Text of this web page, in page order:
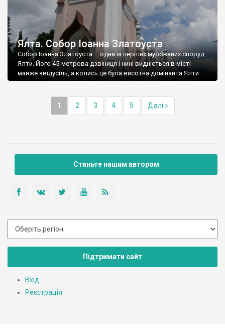
Ялта. Собор Іоанна Златоуста
Собор Іоанна Златоуста – одна із перших мурованих споруд
Ялти. Його 45-метрова дзвіниця і нині видніється в місті
майже звідусіль, а колись це була висотна домінанта Ялти.
1 2 3 4 5 Далі »
Станьте нашим автором
Підтримати сайт
Вхід
Реєстрація